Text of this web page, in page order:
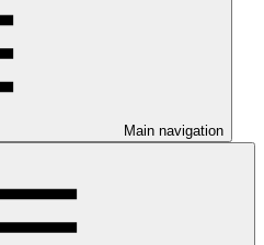
Main navigation